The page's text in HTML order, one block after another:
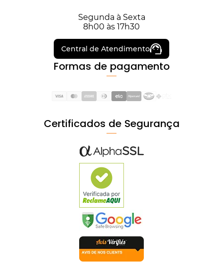
Segunda à Sexta
8h00 às 17h30
Central de Atendimento
Formas de pagamento
Certificados de Segurança